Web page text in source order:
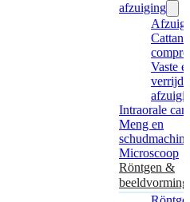
afzuiging
Cattani
Vaste
Intraorale
Meng en
Microscoop
Röntgen &
beeldvorming